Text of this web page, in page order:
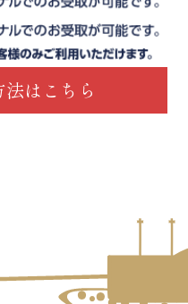
はこちら